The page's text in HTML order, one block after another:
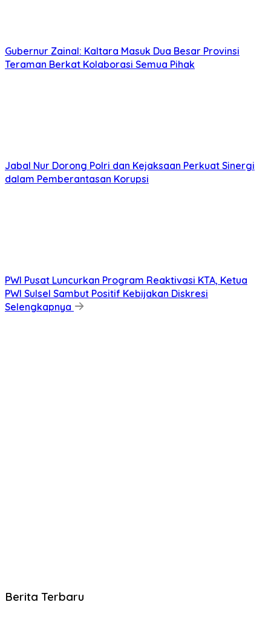
Gubernur Zainal: Kaltara Masuk Dua Besar Provinsi
Teraman Berkat Kolaborasi Semua Pihak
Jabal Nur Dorong Polri dan Kejaksaan Perkuat Sinergi
dalam Pemberantasan Korupsi
PWI Pusat Luncurkan Program Reaktivasi KTA, Ketua
PWI Sulsel Sambut Positif Kebijakan Diskresi
Selengkapnya
Berita Terbaru